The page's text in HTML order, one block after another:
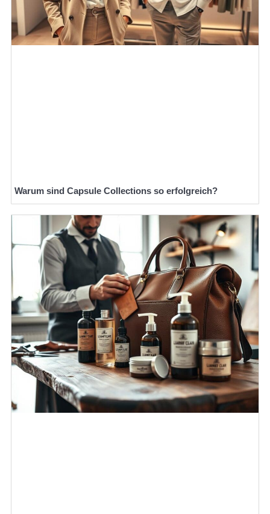
Warum sind Capsule Collections so erfolgreich?